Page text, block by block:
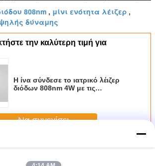
808nm , μίνι ενότητα λέιζερ ,
δύναμης
την καλύτερη τιμή για
Η ίνα σύνδεσε το ιατρικό λέιζερ
διόδων 808nm 4W με τις
Να συνεχίσει
λέιζερ διόδου 808nm